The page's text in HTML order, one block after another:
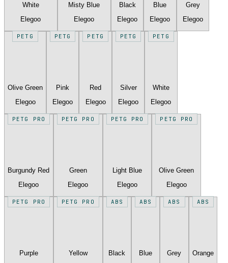
White
Elegoo
Misty Blue
Elegoo
Black
Elegoo
Blue
Elegoo
Grey
Elegoo
PETG
Olive Green
Elegoo
PETG
Pink
Elegoo
PETG
Red
Elegoo
PETG
Silver
Elegoo
PETG
White
Elegoo
PETG PRO
Burgundy Red
Elegoo
PETG PRO
Green
Elegoo
PETG PRO
Light Blue
Elegoo
PETG PRO
Olive Green
Elegoo
PETG PRO
Purple
PETG PRO
Yellow
ABS
Black
ABS
Blue
ABS
Grey
ABS
Orange